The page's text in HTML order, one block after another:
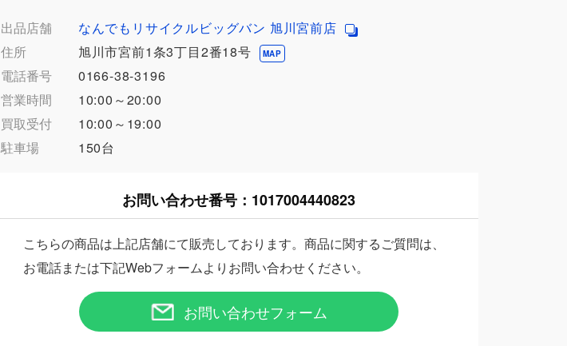
出品店舗
なんでもリサイクルビッグバン 旭川宮前店
住所
旭川市宮前1条3丁目2番18号 MAP
電話番号
0166-38-3196
営業時間
10:00～20:00
買取受付
10:00～19:00
駐車場
150台
お問い合わせ番号： 1017004440823
こちらの商品は上記店舗にて販売しております。商品に関するご質問は、
お電話または下記Webフォームよりお問い合わせください。
お問い合わせフォーム